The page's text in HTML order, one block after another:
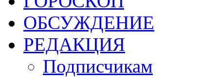
ОБСУЖДЕНИЕ
РЕДАКЦИЯ
Подписчикам